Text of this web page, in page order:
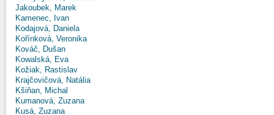
Jakoubek, Marek
Kamenec, Ivan
Kodajová, Daniela
Kořínková, Veronika
Kováč, Dušan
Kowalská, Eva
Kožiak, Rastislav
Krajčovičová, Natália
Kšiňan, Michal
Kumanová, Zuzana
Kusá, Zuzana